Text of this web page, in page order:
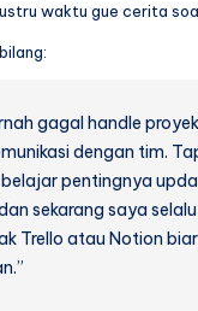
waktu gue cerita
gagal handle
dengan tim.
pentingnya
sekarang saya
Trello atau Notion biar